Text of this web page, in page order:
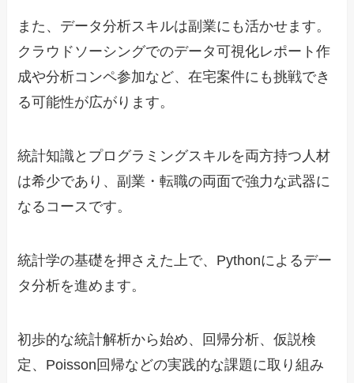
また、データ分析スキルは副業にも活かせます。
クラウドソーシングでのデータ可視化レポート作
成や分析コンペ参加など、在宅案件にも挑戦でき
る可能性が広がります。
統計知識とプログラミングスキルを両方持つ人材
は希少であり、副業・転職の両面で強力な武器に
なるコースです。
統計学の基礎を押さえた上で、Pythonによるデー
タ分析を進めます。
初歩的な統計解析から始め、回帰分析、仮説検
定、Poisson回帰などの実践的な課題に取り組み